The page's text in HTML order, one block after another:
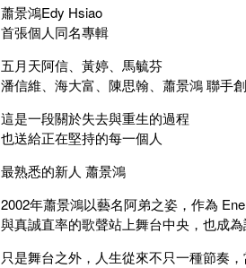
蕭景鴻Edy Hsiao
首張個人同名專輯
五月天阿信、黃婷、馬毓芬
潘信維、海大富、陳思翰、蕭景鴻 聯手
這是一段關於失去與重生的過程
也送給正在堅持的每一個人
最熟悉的新人 蕭景鴻
2002年蕭景鴻以藝名阿弟之姿，作為
與真誠直率的歌聲站上舞台中央，也成
只是舞台之外，人生從來不只一種節奏